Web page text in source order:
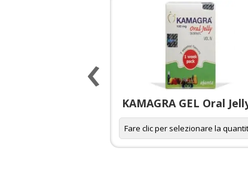
KAMAGRA GEL Oral
‹